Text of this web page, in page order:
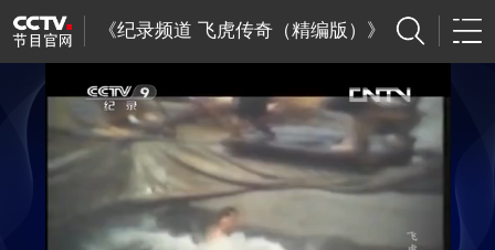
《纪录频道 飞虎传奇（精编版）》